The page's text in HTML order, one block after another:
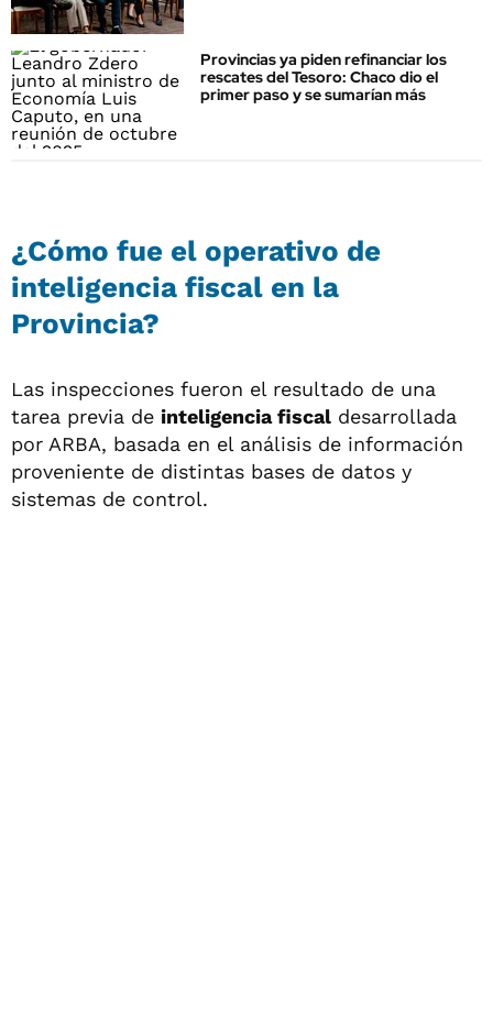
Provincias ya piden refinanciar los
rescates del Tesoro: Chaco dio el
primer paso y se sumarían más
¿Cómo fue el operativo de
inteligencia fiscal en la
Provincia?
Las inspecciones fueron el resultado de una
tarea previa de inteligencia fiscal desarrollada
por ARBA, basada en el análisis de información
proveniente de distintas bases de datos y
sistemas de control.